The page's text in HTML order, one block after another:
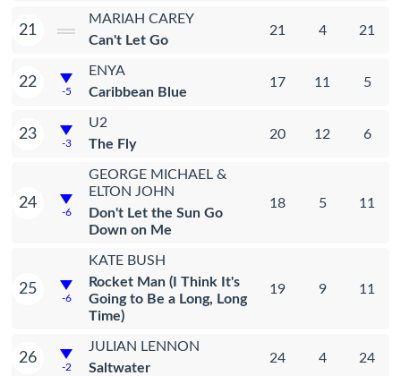
21
MARIAH CAREY
Can't Let Go
21 4 21
22
-5
ENYA
Caribbean Blue
17 11 5
23
-3
U2
The Fly
20 12 6
24
-6
GEORGE MICHAEL &
ELTON JOHN
Don't Let the Sun Go
Down on Me
18 5 11
25
-6
KATE BUSH
Rocket Man (I Think It's
Going to Be a Long, Long
Time)
19 9 11
26
-2
JULIAN LENNON
Saltwater
24 4 24